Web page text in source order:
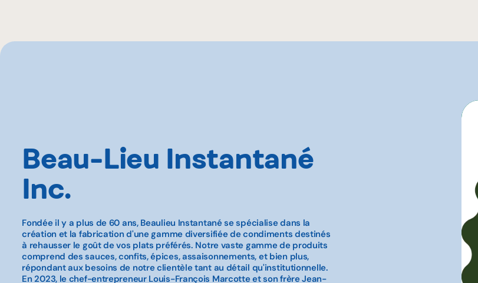
Beau-Lieu Instantané
Inc.
Fondée il y a plus de 60 ans, Beaulieu Instantané se spécialise dans la
création et la fabrication d'une gamme diversifiée de condiments destinés
à rehausser le goût de vos plats préférés. Notre vaste gamme de produits
comprend des sauces, confits, épices, assaisonnements, et bien plus,
répondant aux besoins de notre clientèle tant au détail qu'institutionnelle.
En 2023, le chef-entrepreneur Louis-François Marcotte et son frère Jean-